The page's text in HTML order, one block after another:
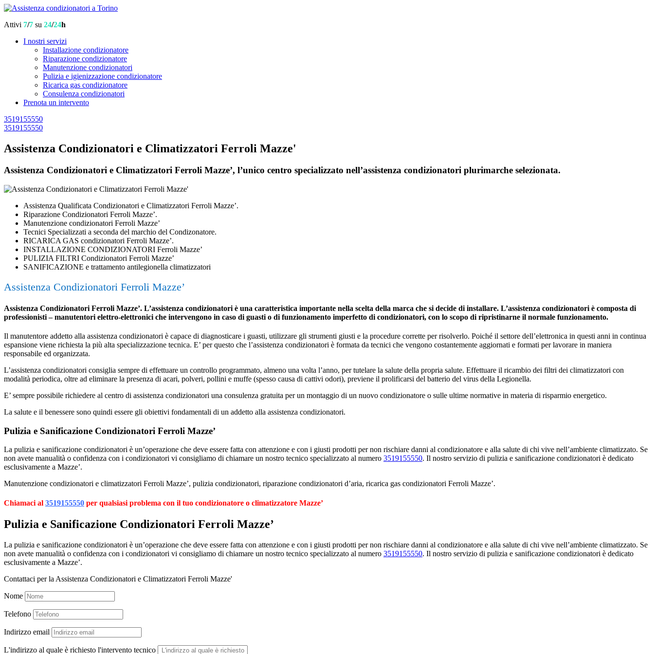
Attivi 7/7 su 24/24h
I nostri servizi
Installazione condizionatore
Riparazione condizionatore
Manutenzione condizionatori
Pulizia e igienizzazione condizionatore
Ricarica gas condizionatore
Consulenza condizionatori
Prenota un intervento
3519155550
3519155550
Assistenza Condizionatori e Climatizzatori Ferroli Mazze'
Assistenza Condizionatori e Climatizzatori Ferroli Mazze’, l’unico centro specializzato nell’assistenza condizionatori plurimarche selezionata.
Assistenza Qualificata Condizionatori e Climatizzatori Ferroli Mazze’.
Riparazione Condizionatori Ferroli Mazze’.
Manutenzione condizionatori Ferroli Mazze’
Tecnici Specializzati a seconda del marchio del Condizonatore.
RICARICA GAS condizionatori Ferroli Mazze’.
INSTALLAZIONE CONDIZIONATORI Ferroli Mazze’
PULIZIA FILTRI Condizionatori Ferroli Mazze’
SANIFICAZIONE e trattamento antilegionella climatizzatori
Assistenza Condizionatori Ferroli Mazze’
Assistenza Condizionatori Ferroli Mazze’. L’assistenza condizionatori è una caratteristica importante nella scelta della marca che si decide di installare. L’assistenza condizionatori è composta di
professionisti – manutentori elettro-elettronici che intervengono in caso di guasti o di funzionamento imperfetto di condizionatori, con lo scopo di ripristinarne il normale funzionamento.
Il manutentore addetto alla assistenza condizionatori è capace di diagnosticare i guasti, utilizzare gli strumenti giusti e la procedure corrette per risolverlo. Poiché il settore dell’elettronica in questi anni in continua
espansione viene richiesta la più alta specializzazione tecnica. E’ per questo che l’assistenza condizionatori è formata da tecnici che vengono costantemente aggiornati e formati per lavorare in maniera
responsabile ed organizzata.
L’assistenza condizionatori consiglia sempre di effettuare un controllo programmato, almeno una volta l’anno, per tutelare la salute della propria salute. Effettuare il ricambio dei filtri dei climatizzatori con
modalità periodica, oltre ad eliminare la presenza di acari, polveri, pollini e muffe (spesso causa di cattivi odori), previene il prolificarsi del batterio del virus della Legionella.
E’ sempre possibile richiedere al centro di assistenza condizionatori una consulenza gratuita per un montaggio di un nuovo condizionatore o sulle ultime normative in materia di risparmio energetico.
La salute e il benessere sono quindi essere gli obiettivi fondamentali di un addetto alla assistenza condizionatori.
Pulizia e Sanificazione Condizionatori Ferroli Mazze’
La pulizia e sanificazione condizionatori è un’operazione che deve essere fatta con attenzione e con i giusti prodotti per non rischiare danni al condizionatore e alla salute di chi vive nell’ambiente climatizzato. Se
non avete manualità o confidenza con i condizionatori vi consigliamo di chiamare un nostro tecnico specializzato al numero 3519155550. Il nostro servizio di pulizia e sanificazione condizionatori è dedicato
esclusivamente a Mazze’.
Manutenzione condizionatori e climatizzatori Ferroli Mazze’, pulizia condizionatori, riparazione condizionatori d’aria, ricarica gas condizionatori Ferroli Mazze’.
Chiamaci al 3519155550 per qualsiasi problema con il tuo condizionatore o climatizzatore Mazze’
Pulizia e Sanificazione Condizionatori Ferroli Mazze’
La pulizia e sanificazione condizionatori è un’operazione che deve essere fatta con attenzione e con i giusti prodotti per non rischiare danni al condizionatore e alla salute di chi vive nell’ambiente climatizzato. Se
non avete manualità o confidenza con i condizionatori vi consigliamo di chiamare un nostro tecnico specializzato al numero 3519155550. Il nostro servizio di pulizia e sanificazione condizionatori è dedicato
esclusivamente a Mazze’.
Contattaci per la Assistenza Condizionatori e Climatizzatori Ferroli Mazze'
Nome
Telefono
Indirizzo email
L'indirizzo al quale è richiesto l'intervento tecnico